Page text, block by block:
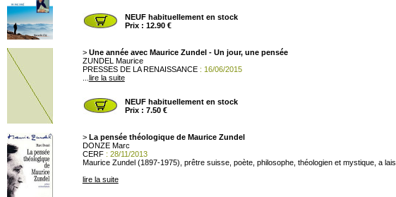
NEUF habituellement en stock
Prix : 12.90 €
> Une année avec Maurice Zundel - Un jour, une pensée
ZUNDEL Maurice
PRESSES DE LA RENAISSANCE: 16/06/2015
lire la suite
NEUF habituellement en stock
Prix : 7.50 €
> La pensée théologique de Maurice Zundel
DONZE Marc
CERF: 28/11/2013
Maurice Zundel (1897-1975), prêtre suisse, poète, philosophe, théologien et mystique, a
lire la suite